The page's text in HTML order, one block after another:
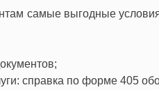
самые выгодные
справка по форме 405